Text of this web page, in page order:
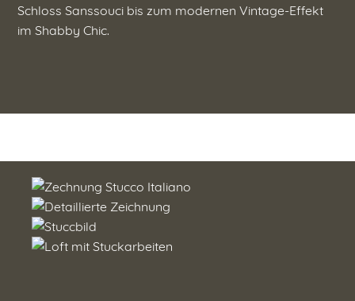
Schloss Sanssouci bis zum modernen Vintage-Effekt
im Shabby Chic.